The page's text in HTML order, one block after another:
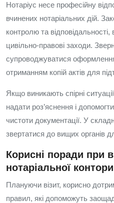
Нотаріус несе професійну
вчинених нотаріальних дій.
контролю та
цивільно-правові заходи.
супроводжуватися
отриманням копій актів для
Якщо виникають спірні
надати роз’яснення і
чистоти документації. У
звертатися до вищих органів
Корисні поради при
нотаріальної контори
Плануючи візит, корисно
правил, які допоможуть